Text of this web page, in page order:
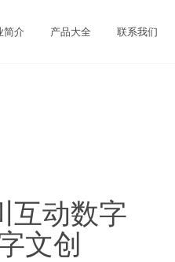
简介 产品大全 联系我们
互动数字
文创